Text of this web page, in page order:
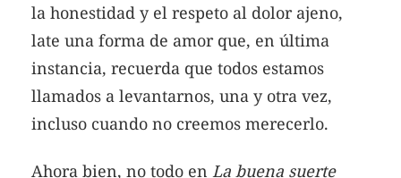
la honestidad y el respeto al dolor ajeno,
late una forma de amor que, en última
instancia, recuerda que todos estamos
llamados a levantarnos, una y otra vez,
incluso cuando no creemos merecerlo.
Ahora bien, no todo en La buena suerte